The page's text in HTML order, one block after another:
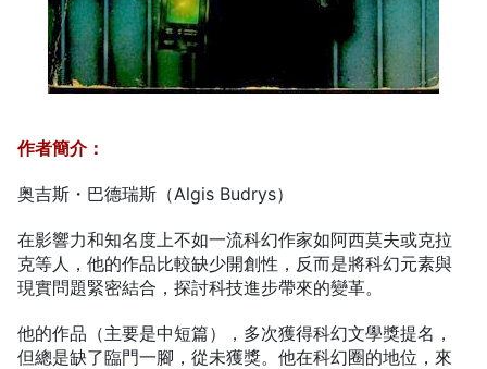
作者簡介：
奥吉斯・巴德瑞斯（Algis Budrys）
在影響力和知名度上不如一流科幻作家如阿西莫夫或克拉
克等人，他的作品比較缺少開創性，反而是將科幻元素與
現實問題緊密結合，探討科技進步帶來的變革。
他的作品（主要是中短篇），多次獲得科幻文學獎提名，
但總是缺了臨門一腳，從未獲獎。他在科幻圈的地位，來